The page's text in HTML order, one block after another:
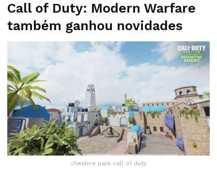
Call of Duty: Modern Warfare
também ganhou novidades
cheshire park call of duty